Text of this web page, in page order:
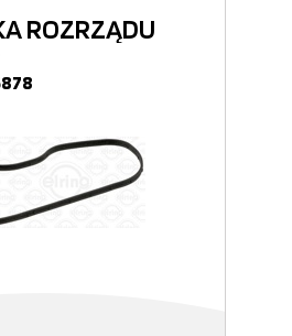
ROZRZĄDU